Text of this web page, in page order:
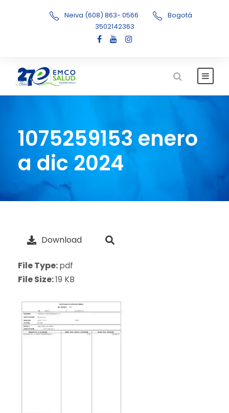
Neiva (608) 863- 0566
Bogotá
3502142363
1075259153 enero
a dic 2024
Download
File Type:pdf
File Size:19 KB